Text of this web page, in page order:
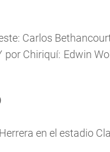
Carlos
por Chiriquí: Edwin
en el estadio